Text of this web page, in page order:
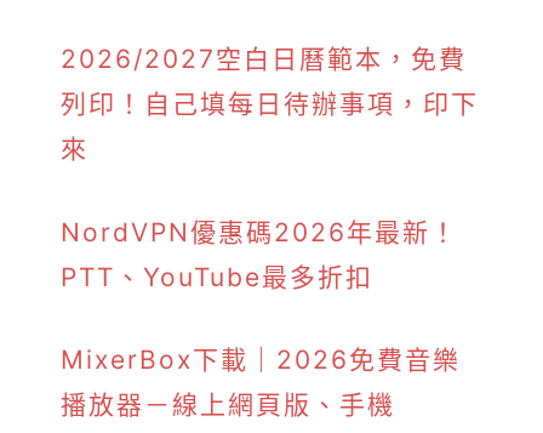
2026/2027空白日曆範本，免費
列印！自己填每日待辦事項，印下
來
NordVPN優惠碼2026年最新！
PTT、YouTube最多折扣
MixerBox下載｜2026免費音樂
播放器－線上網頁版、手機